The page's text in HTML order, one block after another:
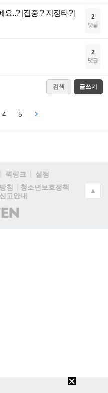
요..? [집중 ? 지정타?] 2
댓글
2
댓글
검색 글쓰기
4 5
퀵링크
설정
침
청소년보호정책
고안내
)
▲